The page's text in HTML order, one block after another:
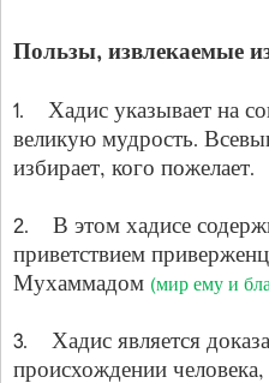
Пользы, извлекаемые
1. Хадис указывает на
великую мудрость.
избирает, кого пожелает.
2. В этом хадисе
приветствием
Мухаммадом (мир ему и
3. Хадис является
происхождении